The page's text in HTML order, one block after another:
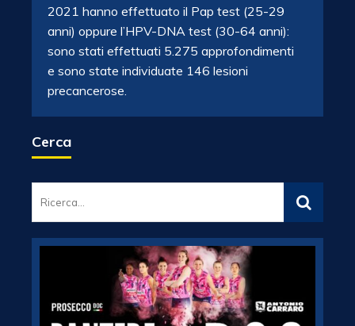
2021 hanno effettuato il Pap test (25-29
anni) oppure l’HPV-DNA test (30-64 anni):
sono stati effettuati 5.275 approfondimenti
e sono state individuate 146 lesioni
precancerose.
Cerca